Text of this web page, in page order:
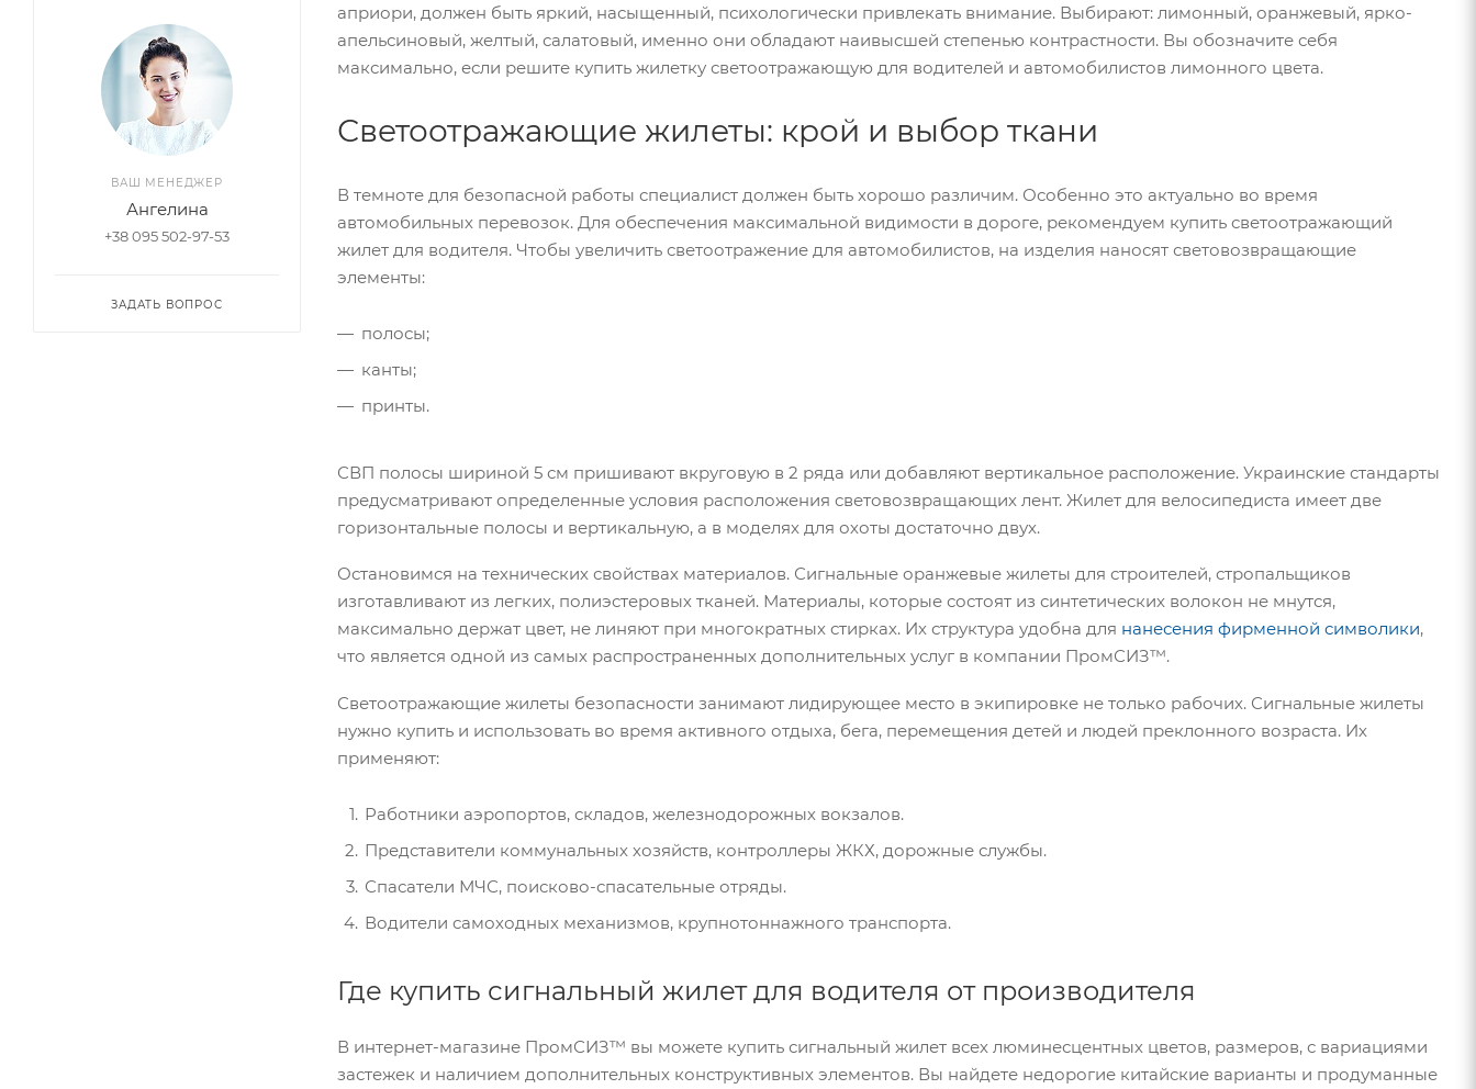
априори, должен быть яркий, насыщенный, психологически привлекать внимание. Выбирают: лимонный, оранжевый, ярко-
апельсиновый, желтый, салатовый, именно они обладают наивысшей степенью контрастности. Вы обозначите себя
максимально, если решите купить жилетку светоотражающую для водителей и автомобилистов лимонного цвета.
Светоотражающие жилеты: крой и выбор ткани
В темноте для безопасной работы специалист должен быть хорошо различим. Особенно это актуально во время
автомобильных перевозок. Для обеспечения максимальной видимости в дороге, рекомендуем купить светоотражающий
жилет для водителя. Чтобы увеличить светоотражение для автомобилистов, на изделия наносят световозвращающие
элементы:
полосы;
канты;
принты.
СВП полосы шириной 5 см пришивают вкруговую в 2 ряда или добавляют вертикальное расположение. Украинские стандарты
предусматривают определенные условия расположения световозвращающих лент. Жилет для велосипедиста имеет две
горизонтальные полосы и вертикальную, а в моделях для охоты достаточно двух.
Остановимся на технических свойствах материалов. Сигнальные оранжевые жилеты для строителей, стропальщиков
изготавливают из легких, полиэстеровых тканей. Материалы, которые состоят из синтетических волокон не мнутся,
максимально держат цвет, не линяют при многократных стирках. Их структура удобна для нанесения фирменной символики,
что является одной из самых распространенных дополнительных услуг в компании ПромСИЗ™.
Светоотражающие жилеты безопасности занимают лидирующее место в экипировке не только рабочих. Сигнальные жилеты
нужно купить и использовать во время активного отдыха, бега, перемещения детей и людей преклонного возраста. Их
применяют:
Работники аэропортов, складов, железнодорожных вокзалов.
Представители коммунальных хозяйств, контроллеры ЖКХ, дорожные службы.
Спасатели МЧС, поисково-спасательные отряды.
Водители самоходных механизмов, крупнотоннажного транспорта.
Где купить сигнальный жилет для водителя от производителя
В интернет-магазине ПромСИЗ™ вы можете купить сигнальный жилет всех люминесцентных цветов, размеров, с вариациями
застежек и наличием дополнительных конструктивных элементов. Вы найдете недорогие китайские варианты и продуманные
ВАШ МЕНЕДЖЕР
Ангелина
+38 095 502-97-53
ЗАДАТЬ ВОПРОС